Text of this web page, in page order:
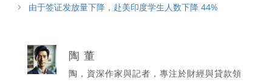
由于签证发放量下降，赴美印度学生人数下降 44%
陶 董
陶，資深作家與記者，專注於財經與貸款領